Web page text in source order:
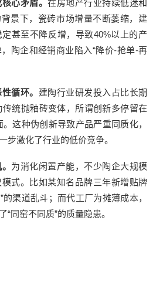
心矛盾。 在房地产行业持续低迷和
背景下，瓷砖市场增量不断萎缩， 建
甚至不降反增， 导致40%以上的产
，陶企和经销商业陷入“降价-抢单-再
循环。 建陶行业研发投入占比长期
传统抛釉砖变体，所谓创新多停留在
这种伪创新导致产品严重同质化，
步激化了行业的低价竞争。
为消化闲置产能， 不少陶企大规模
式。比如某知名品牌三年新增贴牌
的渠道乱斗 ； 而代工厂为摊薄成本，
了“同窑不同质”的质量隐患。